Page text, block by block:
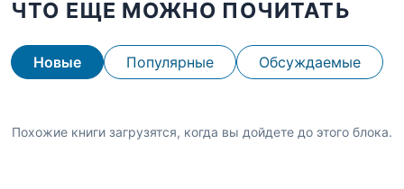
ЧТО ЕЩЕ МОЖНО ПОЧИТАТЬ
Новые Популярные Обсуждаемые
Похожие книги загрузятся, когда вы дойдете до этого блока.